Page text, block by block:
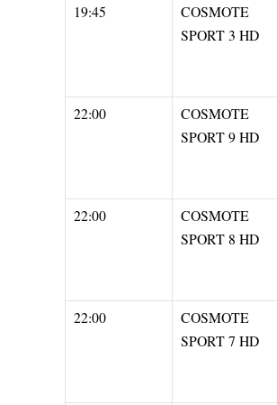
19:45
COSMOTE
SPORT 3 HD
22:00
COSMOTE
SPORT 9 HD
22:00
COSMOTE
SPORT 8 HD
22:00
COSMOTE
SPORT 7 HD